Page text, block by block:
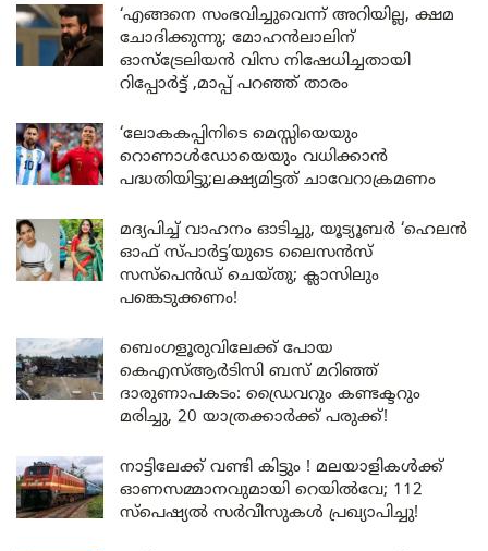
‘എങ്ങനെ സംഭവിച്ചുവെന്ന് അറിയില്ല, ക്ഷമ
ചോദിക്കുന്നു; മോഹൻലാലിന്
ഓസ്ട്രേലിയൻ വിസ നിഷേധിച്ചതായി
റിപ്പോർട്ട് ,മാപ്പ് പറഞ്ഞ് താരം
‘ലോകകപ്പിനിടെ മെസ്സിയെയും
റൊണാൾഡോയെയും വധിക്കാൻ
പദ്ധതിയിട്ടു;ലക്ഷ്യമിട്ടത് ചാവേറാക്രമണം
മദ്യപിച്ച് വാഹനം ഓടിച്ചു, യൂട്യൂബർ ‘ഹെലൻ
ഓഫ് സ്പാർട്ട’യുടെ ലൈസൻസ്
സസ്പെൻഡ് ചെയ്തു; ക്ലാസിലും
പങ്കെടുക്കണം!
ബെംഗളൂരുവിലേക്ക് പോയ
കെഎസ്ആർടിസി ബസ് മറിഞ്ഞ്
ദാരുണാപകടം: ഡ്രൈവറും കണ്ടക്ടറും
മരിച്ചു, 20 യാത്രക്കാർക്ക് പരുക്ക്!
നാട്ടിലേക്ക് വണ്ടി കിട്ടും ! മലയാളികൾക്ക്
ഓണസമ്മാനവുമായി റെയിൽവേ; 112
സ്പെഷ്യൽ സർവീസുകൾ പ്രഖ്യാപിച്ചു!